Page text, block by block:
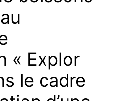
« Explor
le cadre